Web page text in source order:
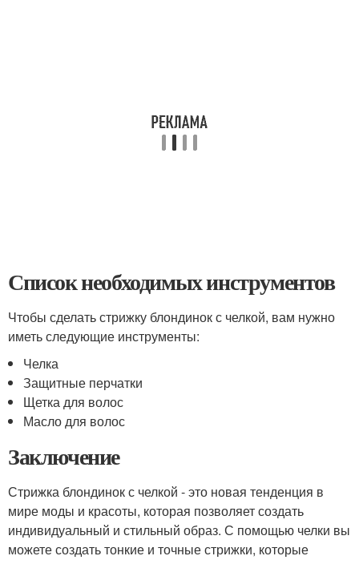
Список необходимых инструментов
Чтобы сделать стрижку блондинок с челкой, вам нужно
иметь следующие инструменты:
Челка
Защитные перчатки
Щетка для волос
Масло для волос
Заключение
Стрижка блондинок с челкой - это новая тенденция в
мире моды и красоты, которая позволяет создать
индивидуальный и стильный образ. С помощью челки вы
можете создать тонкие и точные стрижки, которые